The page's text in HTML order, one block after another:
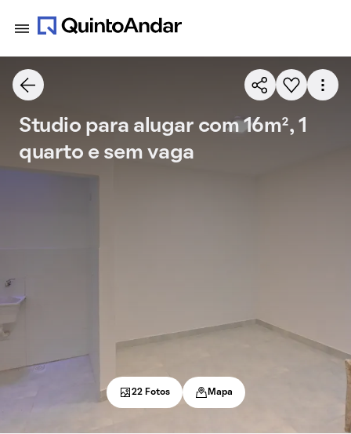
Studio para alugar com 16m², 1
quarto e sem vaga
22 Fotos Mapa